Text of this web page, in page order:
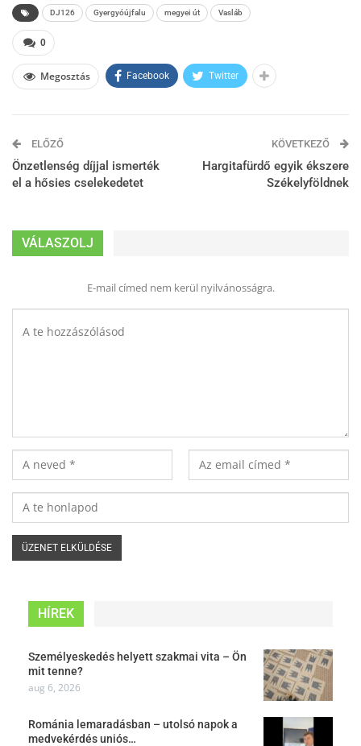
DJ126 Gyergyóújfalu megyei út Vasláb
0
Megosztás Facebook Twitter
ELŐZŐ
Önzetlenség díjjal ismerték
el a hősies cselekedetet
KÖVETKEZŐ
Hargitafürdő egyik ékszere
Székelyföldnek
VÁLASZOLJ
E-mail címed nem kerül nyilvánosságra.
HÍREK
Személyeskedés helyett szakmai vita – Ön
mit tenne?
aug 6, 2026
Románia lemaradásban – utolsó napok a
medvekérdés uniós…